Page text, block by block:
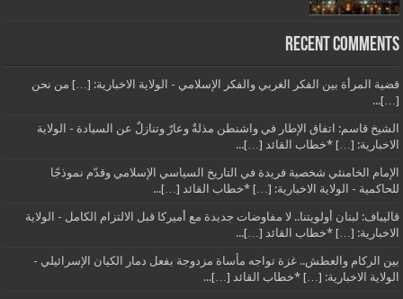
Recent Comments
قضية المرأة بين الفكر الغربي والفكر الإسلامي - الولاية الاخبارية: […] من نحن
[…]...
الشيخ قاسم: اتفاق الإطار في واشنطن مذلةٌ وعارٌ وتنازلٌ عن السيادة - الولاية
الاخبارية: […] *خطاب القائد […]...
الإمام الخامنئي شخصية فريدة في التاريخ السياسي الإسلامي وقدّم نموذجًا
للحاكمية - الولاية الاخبارية: […] *خطاب القائد […]...
قاليباف: لبنان أولويتنا.. لا مفاوضات جديدة مع أميركا قبل الالتزام الكامل - الولاية
الاخبارية: […] *خطاب القائد […]...
بين الركام والعطش.. غزة تواجه مأساة مزدوجة بفعل دمار الكيان الإسرائيلي -
الولاية الاخبارية: […] *خطاب القائد […]...